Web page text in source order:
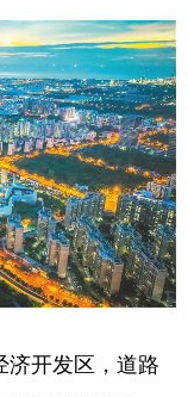
开发区，道路